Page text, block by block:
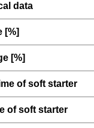
data
[%]
[%]
of soft starter
of soft starter